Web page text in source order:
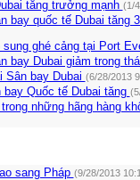
tăng trưởng mạnh (1/
bay quốc tế Dubai tăng
ghé cảng tại Port
bay Dubai giảm trong
Sân bay Dubai (6/28/2013
Quốc tế Dubai tăng
những hãng hàng
sang Pháp (9/28/2013